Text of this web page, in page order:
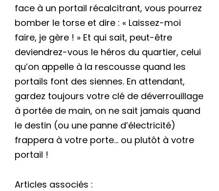
face à un portail récalcitrant, vous pourrez
bomber le torse et dire : « Laissez-moi
faire, je gère ! » Et qui sait, peut-être
deviendrez-vous le héros du quartier, celui
qu’on appelle à la rescousse quand les
portails font des siennes. En attendant,
gardez toujours votre clé de déverrouillage
à portée de main, on ne sait jamais quand
le destin (ou une panne d’électricité)
frappera à votre porte… ou plutôt à votre
portail !
Articles associés :